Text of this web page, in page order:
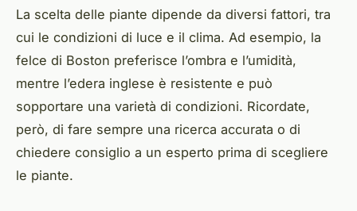
La scelta delle piante dipende da diversi fattori, tra
cui le condizioni di luce e il clima. Ad esempio, la
felce di Boston preferisce l’ombra e l’umidità,
mentre l’edera inglese è resistente e può
sopportare una varietà di condizioni. Ricordate,
però, di fare sempre una ricerca accurata o di
chiedere consiglio a un esperto prima di scegliere
le piante.